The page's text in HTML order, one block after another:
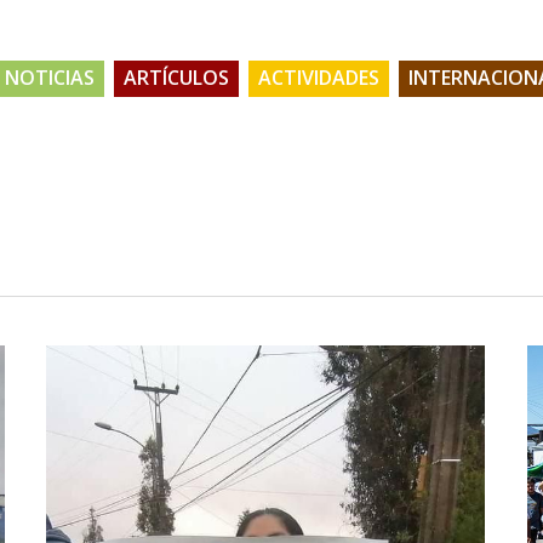
NOTICIAS ARTÍCULOS ACTIVIDADES